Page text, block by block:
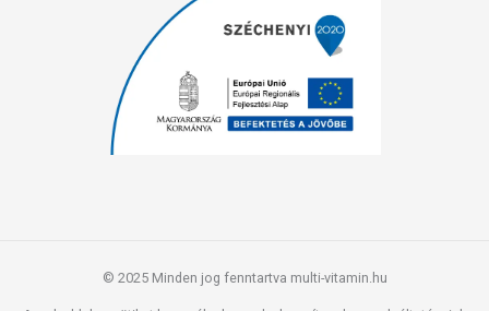
© 2025 Minden jog fenntartva multi-vitamin.hu